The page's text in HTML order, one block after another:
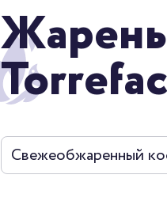
Свежеобжаренный